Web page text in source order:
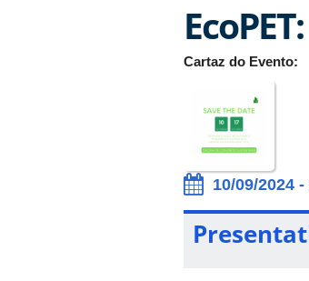
Cartaz do Evento:
10/09/2024